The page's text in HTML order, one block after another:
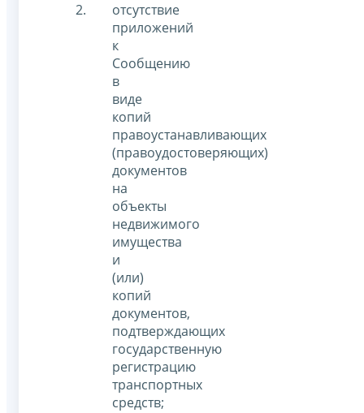
отсутствие
приложений
к
Сообщению
в
виде
копий
правоустанавливающих
(правоудостоверяющих)
документов
на
объекты
недвижимого
имущества
и
(или)
копий
документов,
подтверждающих
государственную
регистрацию
транспортных
средств;